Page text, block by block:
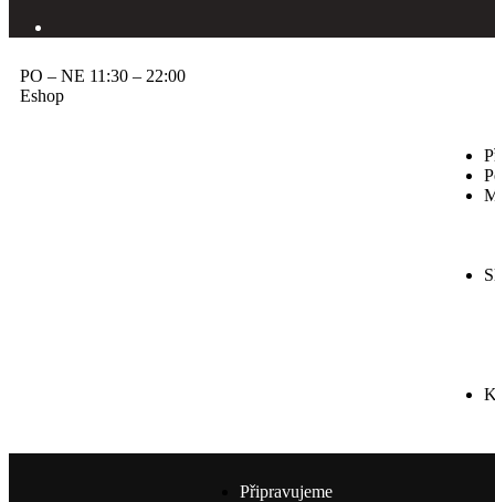
PO – NE 11:30 – 22:00
Eshop
Připravujeme